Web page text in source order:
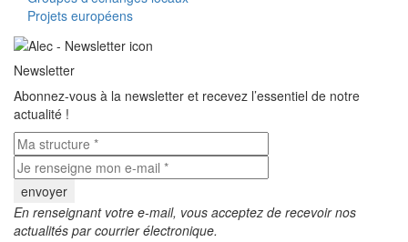
Projets européens
Newsletter
Abonnez-vous à la newsletter et recevez l’essentiel de notre
actualité !
En renseignant votre e-mail, vous acceptez de recevoir nos
actualités par courrier électronique.